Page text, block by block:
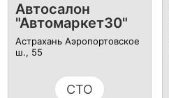
Автосалон
"Автомаркет30"
Астрахань Аэропортовское
ш., 55
СТО